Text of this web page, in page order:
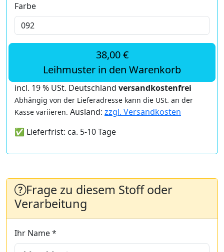
Farbe
38,00 €
Leihmuster in den Warenkorb
incl. 19 % USt. Deutschland versandkostenfrei
Abhängig von der Lieferadresse kann die USt. an der
Kasse variieren. Ausland: zzgl. Versandkosten
✅ Lieferfrist: ca. 5-10 Tage
Frage zu diesem Stoff oder
Verarbeitung
Ihr Name *